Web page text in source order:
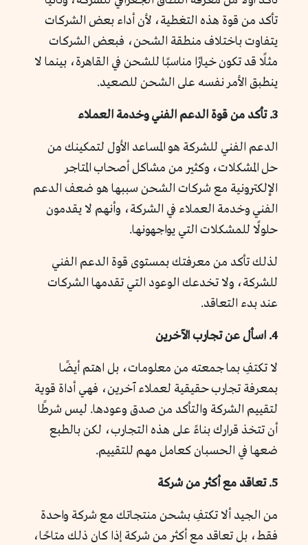
تأكد من قوة هذه التغطية، لأن أداء بعض الشركات
يتفاوت باختلاف منطقة الشحن، فبعض الشركات
مثلًا قد تكون خيارًا مناسبًا للشحن في القاهرة، بينما لا
ينطبق الأمر نفسه على الشحن للصعيد.
3. تأكد من قوة الدعم الفني وخدمة العملاء
الدعم الفني للشركة هو المساعد الأول لتمكينك من
حل المشكلات، وكثير من مشاكل أصحاب المتاجر
الإلكترونية مع شركات الشحن سببها هو ضعف الدعم
الفني وخدمة العملاء في الشركة، وأنهم لا يقدمون
حلولًا للمشكلات التي يواجهونها.
لذلك تأكد من معرفتك بمستوى قوة الدعم الفني
للشركة، ولا تخدعك الوعود التي تقدمها الشركات
عند بدء التعاقد.
4. اسأل عن تجارب الآخرين
لا تكتفِ بما جمعته من معلومات، بل اهتم أيضًا
بمعرفة تجارب حقيقية لعملاء آخرين، فهي أداة قوية
لتقييم الشركة والتأكد من صدق وعودها. ليس شرطًا
أن تتخذ قرارك بناءً على هذه التجارب، لكن بالطبع
ضعها في الحسبان كعامل مهم للتقييم.
5. تعاقد مع أكثر من شركة
من الجيد ألا تكتفِ بشحن منتجاتك مع شركة واحدة
فقط، بل تعاقد مع أكثر من شركة إذا كان ذلك متاحًا،